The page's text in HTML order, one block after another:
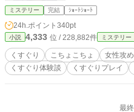
ミステリー 完結 ｼｮｰﾄｼｮｰﾄ
24h.ポイント 340pt
小説 4,333 位 / 228,882件 ミステリー
くすぐり こちょこちょ 女性攻め
くすぐり体験談
くすぐりプレイ
最